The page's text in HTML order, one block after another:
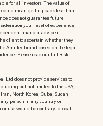
for all investors. The value of
mean getting back less than
does not guarantee future
your level of experience,
financial advice if
client to ascertain whether they
Amillex brand based on the legal
Please read our full Risk
Ltd does not provide services to
but not limited to the USA,
North Korea, Cuba, Sudan,
person in any country or
use would be contrary to local